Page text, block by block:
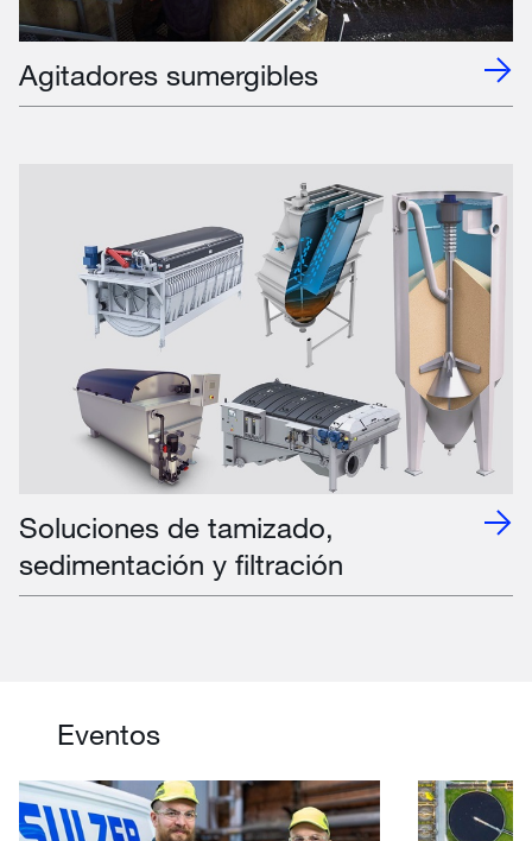
Agitadores sumergibles
Soluciones de tamizado,
sedimentación y filtración
Eventos